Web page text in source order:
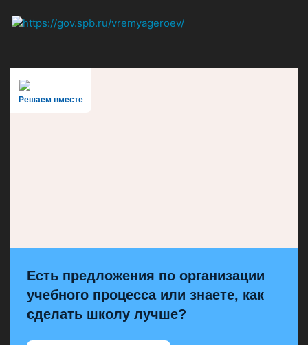
Решаем вместе
Есть предложения по организации
учебного процесса или знаете, как
сделать школу лучше?